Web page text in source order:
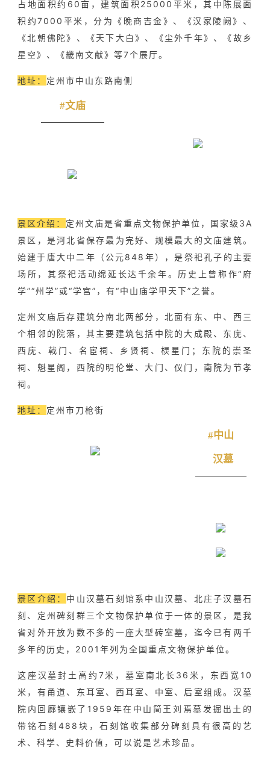
占地面积约60亩，建筑面积25000平米，其中陈展面
积约7000平米，分为《晚商吉金》、《汉家陵阙》、
《北朝佛陀》、《天下大白》、《尘外千年》、《故乡
星空》、《畿南文献》等7个展厅。
地址： 定州市中山东路南侧
#文庙
景区介绍： 定州文庙是省重点文物保护单位，国家级3A
景区，是河北省保存最为完好、规模最大的文庙建筑。
始建于唐大中二年（公元848年），是祭祀孔子的主要
场所，其祭祀活动绵延长达千余年。历史上曾称作“府
学”“州学”或“学宫”，有“中山庙学甲天下”之誉。
定州文庙后存建筑分南北两部分，北面有东、中、西三
个相邻的院落，其主要建筑包括中院的大成殿、东庑、
西庑、戟门、名宦祠、乡贤祠、棂星门；东院的崇圣
祠、魁星阁，西院的明伦堂、大门、仪门，南院为节孝
祠。
地址： 定州市刀枪街
#中山
汉墓
景区介绍： 中山汉墓石刻馆系中山汉墓、北庄子汉墓石
刻、定州碑刻群三个文物保护单位于一体的景区，是我
省对外开放为数不多的一座大型砖室墓，迄今已有两千
多年的历史，2001年列为全国重点文物保护单位。
这座汉墓封土高约7米，墓室南北长36米，东西宽10
米，有甬道、东耳室、西耳室、中室、后室组成。汉墓
院内回廊镶嵌了1959年在中山简王刘焉墓发掘出土的
带铭石刻488块，石刻馆收集部分碑刻具有很高的艺
术、科学、史料价值，可以说是艺术珍品。